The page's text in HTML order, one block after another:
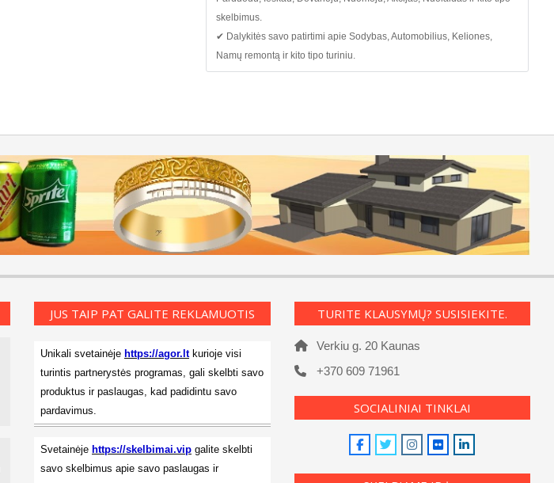
skelbimus.
✔ Dalykitės savo patirtimi apie Sodybas, Automobilius, Keliones,
Namų remontą ir kito tipo turiniu.
JUS TAIP PAT GALITE REKLAMUOTIS
Unikali svetainėje https://agor.ltkurioje visi
turintis partnerystės programas, gali skelbti savo
produktus ir paslaugas, kad padidintu savo
pardavimus.
Svetainėje https://skelbimai.vip galite skelbti
savo skelbimus apie savo paslaugas ir
TURITE KLAUSYMŲ? SUSISIEKITE.
Verkiu g. 20 Kaunas
+370 609 71961
SOCIALINIAI TINKLAI